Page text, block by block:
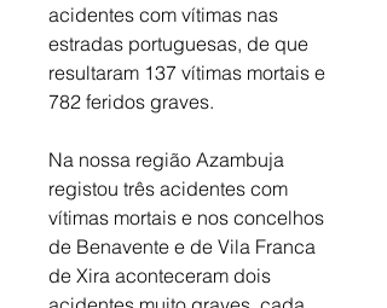
acidentes com vítimas nas
estradas portuguesas, de que
resultaram 137 vítimas mortais e
782 feridos graves.
Na nossa região Azambuja
registou três acidentes com
vítimas mortais e nos concelhos
de Benavente e de Vila Franca
de Xira aconteceram dois